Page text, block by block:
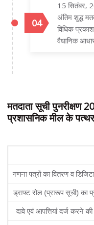
15 सितंबर,
अंतिम शुद्ध
विधिक
वैधानिक
मतदाता सूची पुनरीक्षण
प्रशासनिक मील के
गणना पत्रों का वितरण व
ड्राफ्ट रोल (प्रारूप सूची) का
दावे एवं आपत्तियां दर्ज करने